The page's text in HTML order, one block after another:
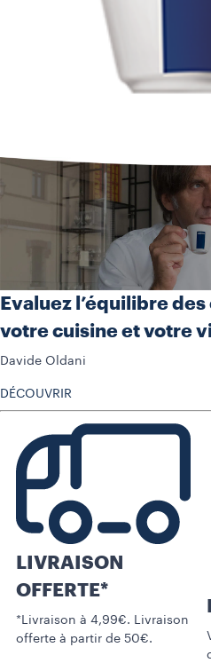
Evaluez l’équilibre
votre cuisine et votre
Davide Oldani
DÉCOUVRIR
LIVRAISON
OFFERTE*
*Livraison à 4,99€. Livraison
offerte à partir de 50€.